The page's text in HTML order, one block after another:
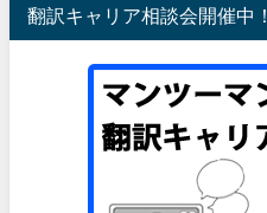
翻訳キャリア相談会開催中！